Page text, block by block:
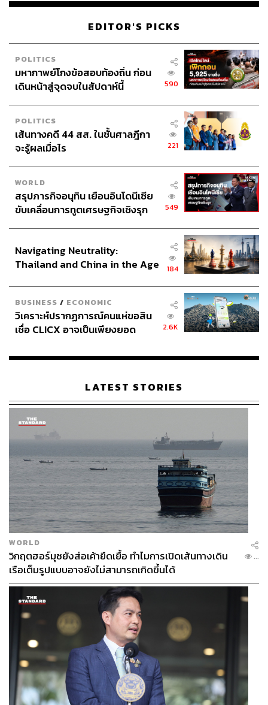
EDITOR'S PICKS
POLITICS
มหากาพย์โกงข้อสอบท้องถิ่น ก่อน
เดินหน้าสู่จุดจบในสัปดาห์นี้
590
POLITICS
เส้นทางคดี 44 สส. ในชั้นศาลฎีกา
จะรู้ผลเมื่อไร
221
WORLD
สรุปภารกิจอนุทิน เยือนอินโดนีเซีย
ขับเคลื่อนการทูตเศรษฐกิจเชิงรุก
549
Navigating Neutrality:
Thailand and China in the Age
184
BUSINESS / ECONOMIC
วิเคราะห์ปรากฏการณ์คนแห่ขอสิน
เชื่อ CLICX อาจเป็นเพียงยอด
เรือนไทยที่ถูกซุกไว้
2.6K
LATEST STORIES
WORLD
วิกฤตฮอร์มุซยังส่อเค้ายืดเยื้อ ทำไมการเปิดเส้นทางเดิน
เรือเต็มรูปแบบอาจยังไม่สามารถเกิดขึ้นได้
...